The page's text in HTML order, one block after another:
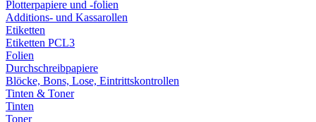
Plotterpapiere und -folien
Additions- und Kassarollen
Etiketten
Etiketten PCL3
Folien
Durchschreibpapiere
Blöcke, Bons, Lose, Eintrittskontrollen
Tinten & Toner
Tinten
Toner